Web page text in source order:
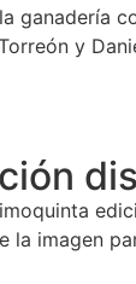
ganadería
y
la imagen